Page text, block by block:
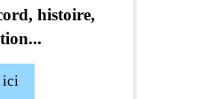
histoire,
ici